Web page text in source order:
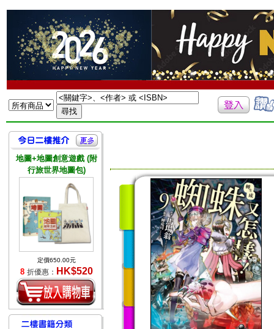
地圖+地圖創意遊戲 (附
行旅世界地圖包)
定價650.00元
8 折優惠： HK$520